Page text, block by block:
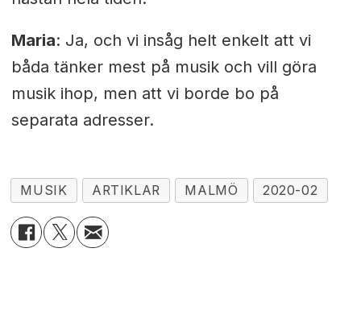
Maria: Ja, och vi insåg helt enkelt att vi
båda tänker mest på musik och vill göra
musik ihop, men att vi borde bo på
separata adresser.
MUSIK ARTIKLAR MALMÖ 2020-02